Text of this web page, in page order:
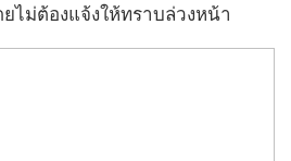
ไม่ต้องแจ้งให้ทราบล่วงหน้า